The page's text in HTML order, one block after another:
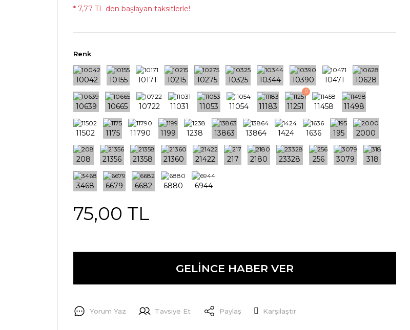
* 7,77 TL den başlayan taksitlerle!
Renk
75,00 TL
GELİNCE HABER VER
Yorum Yaz Tavsiye Et Paylaş Karşılaştır